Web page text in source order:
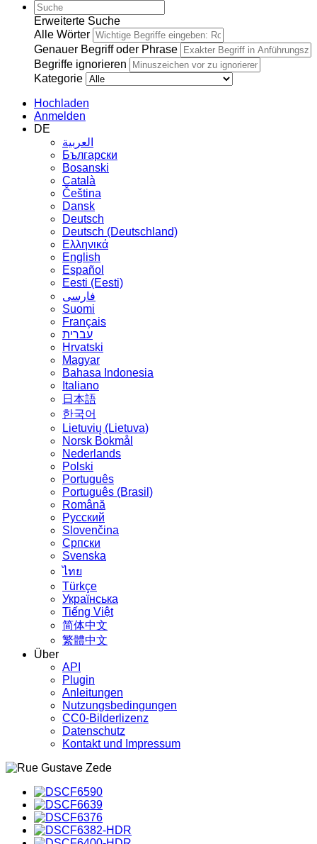
Erweiterte Suche
Alle Wörter
Genauer Begriff oder Phrase
Begriffe ignorieren
Kategorie
Hochladen
Anmelden
DE
العربية
Български
Bosanski
Сatalà
Čeština
Dansk
Deutsch
Deutsch (Deutschland)
Ελληνικά
English
Español
Eesti (Eesti)
فارسی
Suomi
Français
עברית
Hrvatski
Magyar
Bahasa Indonesia
Italiano
日本語
한국어
Lietuvių (Lietuva)
‪Norsk Bokmål‬
Nederlands
Polski
Português
Português (Brasil)
Română
Русский
Slovenčina
Српски
Svenska
ไทย
Türkçe
Українська
Tiếng Việt
简体中文
繁體中文
Über
API
Plugin
Anleitungen
Nutzungsbedingungen
CC0-Bilderlizenz
Datenschutz
Kontakt und Impressum